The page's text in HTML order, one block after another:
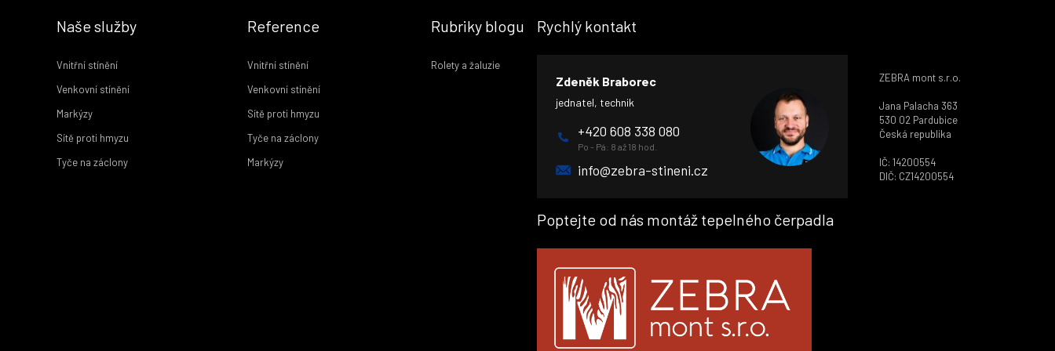
Naše služby
Vnitřní stínění
Venkovní stínění
Markýzy
Sítě proti hmyzu
Tyče na záclony
Reference
Vnitřní stínění
Venkovní stínění
Sítě proti hmyzu
Tyče na záclony
Markýzy
Rubriky blogu
Rolety a žaluzie
Rychlý kontakt
Zdeněk Braborec
jednatel, technik
+420 608 338 080
Po - Pá: 8 až 18 hod.
info@zebra-stineni.cz
ZEBRA mont s.r.o.
Jana Palacha 363
530 02 Pardubice
Česká republika
IČ: 14200554
DIČ: CZ14200554
Poptejte od nás montáž tepelného čerpadla